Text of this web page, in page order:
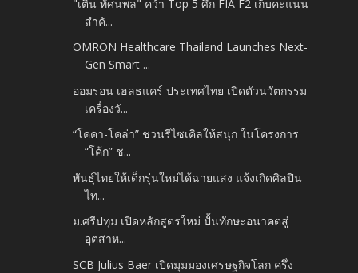
"เติ้น ทัศนพล" คว้า Top 5 ศึก FIA F2 เก็บคะแนน
สำคั...
OMRON Healthcare Thailand Launches Next-
Gen Smart ...
ออมรอน เฮลธแคร์ ประเทศไทย เปิดตัวนวัตกรรม
เครื่องวั...
“โคคา-โคล่า” ชวนรีไซเคิลให้สนุก ในโครงการ
“โค้ก” ช...
พันธุ์ไทยให้เด็กรุ่นใหม่ได้ฉายแสง แจ้งเกิดศิลปิน
ไท...
ม.ศรีปทุม เปิดหลักสูตรใหม่ ปั้นทักษะอนาคตสู่
อุตสาห...
SCB Julius Baer เปิดมุมมองเศรษฐกิจโลก ครึ่ง